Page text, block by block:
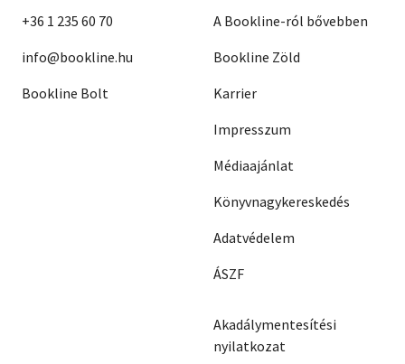
+36 1 235 60 70
info@bookline.hu
Bookline Bolt
A Bookline-ról bővebben
Bookline Zöld
Karrier
Impresszum
Médiaajánlat
Könyvnagykereskedés
Adatvédelem
ÁSZF
Akadálymentesítési
nyilatkozat